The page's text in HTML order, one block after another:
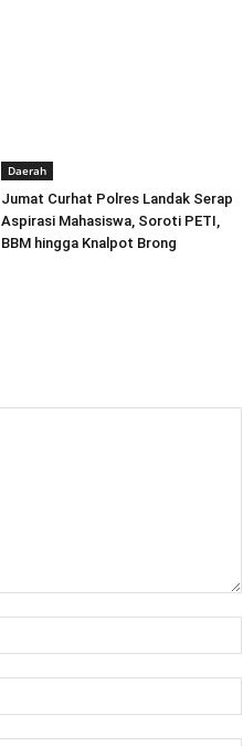
Daerah
Jumat Curhat Polres Landak Serap
Aspirasi Mahasiswa, Soroti PETI,
BBM hingga Knalpot Brong